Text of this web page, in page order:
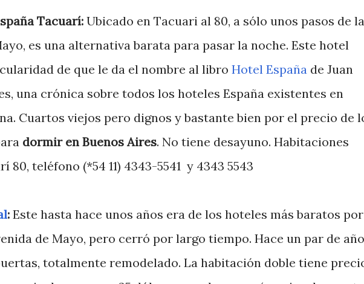
Tacuarí: Ubicado en Tacuari al 80, a sólo unos pasos de la
es una alternativa barata para pasar la noche. Este hotel
de que le da el nombre al libro Hotel España de Juan
una crónica sobre todos los hoteles España existentes en
Cuartos viejos pero dignos y bastante bien por el precio de
dormir en Buenos Aires. No tiene desayuno. Habitaciones
80, teléfono (*54 11) 4343-5541 y 4343 5543
: Este hasta hace unos años era de los hoteles más baratos por
de Mayo, pero cerró por largo tiempo. Hace un par de
totalmente remodelado. La habitación doble tiene